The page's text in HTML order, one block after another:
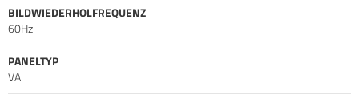
BILDWIEDERHOLFREQUENZ
60Hz
PANELTYP
VA